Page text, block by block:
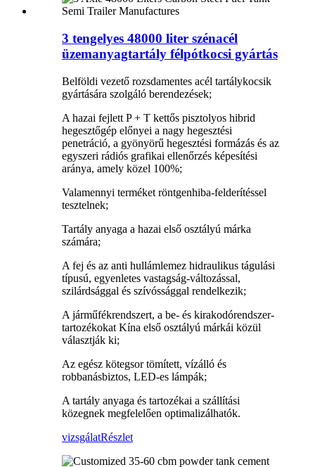
3 tengelyes 48000 liter szénacél
üzemanyagtartály félpótkocsi gyártás
Belföldi vezető rozsdamentes acél tartálykocsik
gyártására szolgáló berendezések;
A hazai fejlett P + T kettős pisztolyos hibrid
hegesztőgép előnyei a nagy hegesztési
penetráció, a gyönyörű hegesztési formázás és az
egyszeri rádiós grafikai ellenőrzés képesítési
aránya, amely közel 100%;
Valamennyi terméket röntgenhiba-felderítéssel
tesztelnek;
Tartály anyaga a hazai első osztályú márka
számára;
A fej és az anti hullámlemez hidraulikus tágulási
típusú, egyenletes vastagság-változással,
szilárdsággal és szívóssággal rendelkezik;
A járműfékrendszert, a be- és kirakodórendszer-
tartozékokat Kína első osztályú márkái közül
választják ki;
Az egész kötegsor tömített, vízálló és
robbanásbiztos, LED-es lámpák;
A tartály anyaga és tartozékai a szállítási
közegnek megfelelően optimalizálhatók.
vizsgálatRészlet